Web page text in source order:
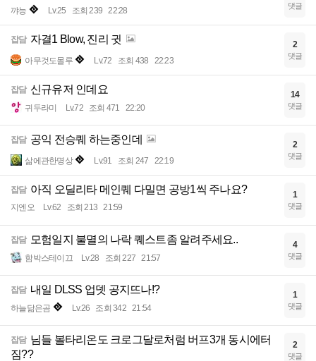
꺄능 Lv.25 조회 239 22:28 댓글
잡담 자결1 Blow, 진리 귓
아무것도몰루 Lv.72 조회 438 22:23
2
댓글
잡담 신규유저 인데요
귀두라미 Lv.72 조회 471 22:20
14
댓글
잡담 공익 전승퀘 하는중인데
삶에관한명상 Lv.91 조회 247 22:19
2
댓글
잡담 아직 오딜리타 메인퀘 다밀면 공방1씩 주나요?
지엔오 Lv.62 조회 213 21:59
1
댓글
잡담 모험일지 불멸의 나락 퀘스트좀 알려주세요..
함박스테이끄 Lv.28 조회 227 21:57
4
댓글
잡담 내일 DLSS 업뎃 공지뜨나!?
하늘닮은곰 Lv.26 조회 342 21:54
1
댓글
잡담 님들 볼타리온도 크로그달로처럼 버프3개 동시에터
짐??
2
댓글